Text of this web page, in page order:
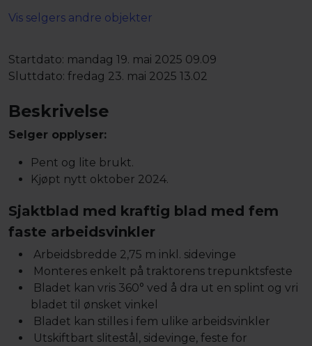
Vis selgers andre objekter
Startdato: mandag 19. mai 2025 09.09
Sluttdato: fredag 23. mai 2025 13.02
Beskrivelse
Selger opplyser:
Pent og lite brukt.
Kjøpt nytt oktober 2024.
Sjaktblad med kraftig blad med fem
faste arbeidsvinkler
Arbeidsbredde 2,75 m inkl. sidevinge
Monteres enkelt på traktorens trepunktsfeste
Bladet kan vris 360° ved å dra ut en splint og vri
bladet til ønsket vinkel
Bladet kan stilles i fem ulike arbeidsvinkler
Utskiftbart slitestål, sidevinge, feste for